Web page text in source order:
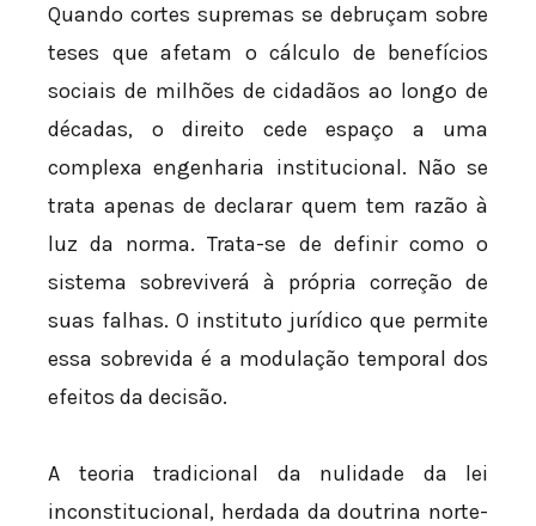
Quando cortes supremas se debruçam sobre
teses que afetam o cálculo de benefícios
sociais de milhões de cidadãos ao longo de
décadas, o direito cede espaço a uma
complexa engenharia institucional. Não se
trata apenas de declarar quem tem razão à
luz da norma. Trata-se de definir como o
sistema sobreviverá à própria correção de
suas falhas. O instituto jurídico que permite
essa sobrevida é a modulação temporal dos
efeitos da decisão.
A teoria tradicional da nulidade da lei
inconstitucional, herdada da doutrina norte-